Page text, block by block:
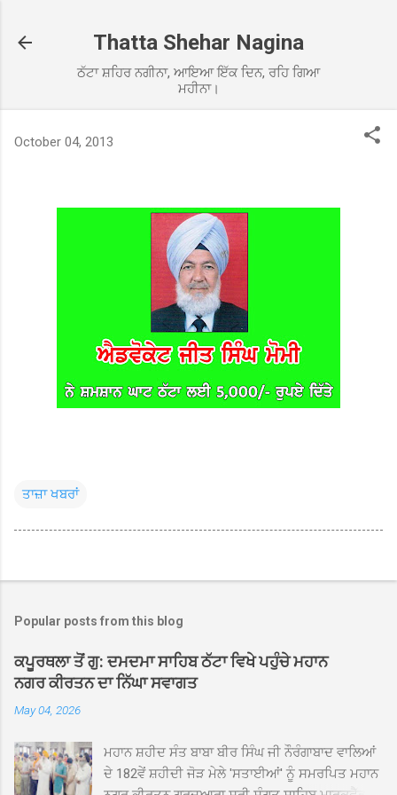
Thatta Shehar Nagina
ਠੱਟਾ ਸ਼ਹਿਰ ਨਗੀਨਾ, ਆਇਆ ਇੱਕ ਦਿਨ, ਰਹਿ ਗਿਆ
ਮਹੀਨਾ।
October 04, 2013
ਤਾਜ਼ਾ ਖਬਰਾਂ
Popular posts from this blog
ਕਪੂਰਥਲਾ ਤੋਂ ਗੁ: ਦਮਦਮਾ ਸਾਹਿਬ ਠੱਟਾ ਵਿਖੇ ਪਹੁੰਚੇ ਮਹਾਨ
ਨਗਰ ਕੀਰਤਨ ਦਾ ਨਿੱਘਾ ਸਵਾਗਤ
May 04, 2026
ਮਹਾਨ ਸ਼ਹੀਦ ਸੰਤ ਬਾਬਾ ਬੀਰ ਸਿੰਘ ਜੀ ਨੌਰੰਗਾਬਾਦ ਵਾਲਿਆਂ
ਦੇ 182ਵੇਂ ਸ਼ਹੀਦੀ ਜੋੜ ਮੇਲੇ 'ਸਤਾਈਆਂ' ਨੂੰ ਸਮਰਪਿਤ ਮਹਾਨ